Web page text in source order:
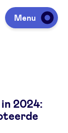
Menu
2024: